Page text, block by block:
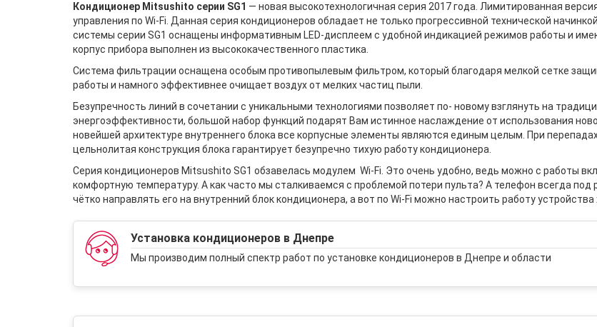
Кондиционер Mitsushito серии SG1 — новая высокотехнологичная серия 2017 года. Лимитированная
управления по Wi-Fi. Данная серия кондиционеров обладает не только прогрессивной технической
системы серии SG1 оснащены информативным LED-дисплеем с удобной индикацией режимов работы и
корпус прибора выполнен из высококачественного пластика.
Система фильтрации оснащена особым противопылевым фильтром, который благодаря мелкой сетке
работы и намного эффективнее очищает воздух от мелких частиц пыли.
Безупречность линий в сочетании с уникальными технологиями позволяет по- новому взглянуть на
энергоэффективности, большой набор функций подарят Вам истинное наслаждение от использования
новейшей архитектуре внутреннего блока все корпусные элементы являются единым целым. При
цельнолитая конструкция блока гарантирует безупречно тихую работу кондиционера.
Серия кондиционеров Mitsushito SG1 обзавелась модулем Wi-Fi. Это очень удобно, ведь можно с работы
комфортную температуру. А как часто мы сталкиваемся с проблемой потери пульта? А телефон всегда под
чётко направлять его на внутренний блок кондиционера, а вот по Wi-Fi можно настроить работу устройства
Установка кондиционеров в Днепре
Мы производим полный спектр работ по установке кондиционеров в Днепре и области